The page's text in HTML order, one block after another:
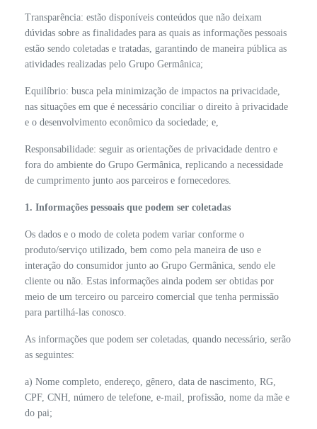
Transparência: estão disponíveis conteúdos que não deixam
dúvidas sobre as finalidades para as quais as informações pessoais
estão sendo coletadas e tratadas, garantindo de maneira pública as
atividades realizadas pelo Grupo Germânica;
Equilíbrio: busca pela minimização de impactos na privacidade,
nas situações em que é necessário conciliar o direito à privacidade
e o desenvolvimento econômico da sociedade; e,
Responsabilidade: seguir as orientações de privacidade dentro e
fora do ambiente do Grupo Germânica, replicando a necessidade
de cumprimento junto aos parceiros e fornecedores.
1. Informações pessoais que podem ser coletadas
Os dados e o modo de coleta podem variar conforme o
produto/serviço utilizado, bem como pela maneira de uso e
interação do consumidor junto ao Grupo Germânica, sendo ele
cliente ou não. Estas informações ainda podem ser obtidas por
meio de um terceiro ou parceiro comercial que tenha permissão
para partilhá-las conosco.
As informações que podem ser coletadas, quando necessário, serão
as seguintes:
a) Nome completo, endereço, gênero, data de nascimento, RG,
CPF, CNH, número de telefone, e-mail, profissão, nome da mãe e
do pai;